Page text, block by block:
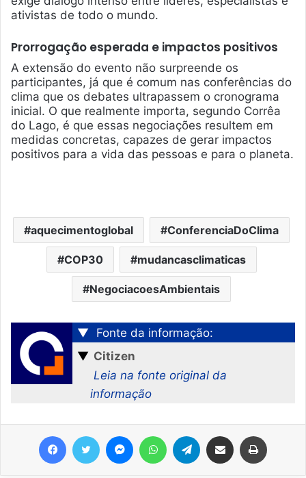
ativistas de todo o mundo.
Prorrogação esperada e impactos positivos
A extensão do evento não surpreende os
participantes, já que é comum nas conferências do
clima que os debates ultrapassem o cronograma
inicial. O que realmente importa, segundo Corrêa
do Lago, é que essas negociações resultem em
medidas concretas, capazes de gerar impactos
positivos para a vida das pessoas e para o planeta.
aquecimentoglobal ConferenciaDoClima
COP30 mudancasclimaticas
NegociacoesAmbientais
▼
Fonte da informação:
▼ Citizen
Leia na fonte original da
informação